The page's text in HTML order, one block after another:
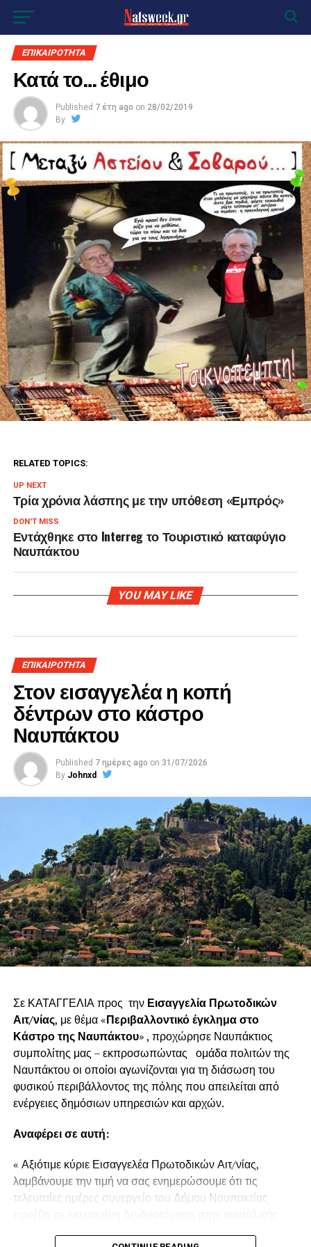
ΕΠΙΚΑΙΡΟΤΗΤΑ
Κατά το… έθιμο
Published 7 έτη ago on 28/02/2019
By
RELATED TOPICS:
UP NEXT
Τρία χρόνια λάσπης με την υπόθεση «Εμπρός»
DON'T MISS
Εντάχθηκε στο Interreg το Τουριστικό καταφύγιο
Ναυπάκτου
YOU MAY LIKE
ΕΠΙΚΑΙΡΟΤΗΤΑ
Στον εισαγγελέα η κοπή
δέντρων στο κάστρο
Ναυπάκτου
Published 7 ημέρες ago on 31/07/2026
By Johnxd
Σε ΚΑΤΑΓΓΕΛΙΑ προς την Εισαγγελία Πρωτοδικών
Αιτ/νίας, με θέμα «Περιβαλλοντικό έγκλημα στο
Κάστρο της Ναυπάκτου» , προχώρησε Ναυπάκτιος
συμπολίτης μας – εκπροσωπώντας ομάδα πολιτών της
Ναυπάκτου οι οποίοι αγωνίζονται για τη διάσωση του
φυσικού περιβάλλοντος της πόλης που απειλείται από
ενέργειες δημόσιων υπηρεσιών και αρχών.
Αναφέρει σε αυτή:
« Αξιότιμε κύριε Εισαγγελέα Πρωτοδικών Αιτ/νίας,
λαμβάνουμε την τιμή να σας ενημερώσουμε ότι τις
τελευταίες ημέρες συνεργείο του Δήμου Ναυπακτίας